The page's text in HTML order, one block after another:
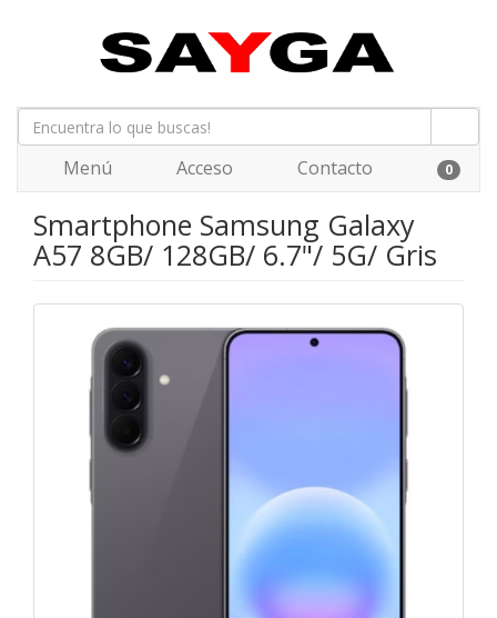
Menú Acceso Contacto 0
Smartphone Samsung Galaxy
A57 8GB/ 128GB/ 6.7"/ 5G/ Gris